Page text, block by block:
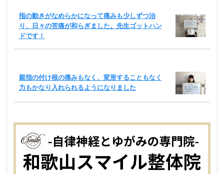
指の動きがなめらかになって痛みも少しずつ治
り、日々の苦痛が和らぎました。先生ゴットハン
ドです！
親指の付け根の痛みもなく、変形することもなく
力もかなり入れられるようになりました